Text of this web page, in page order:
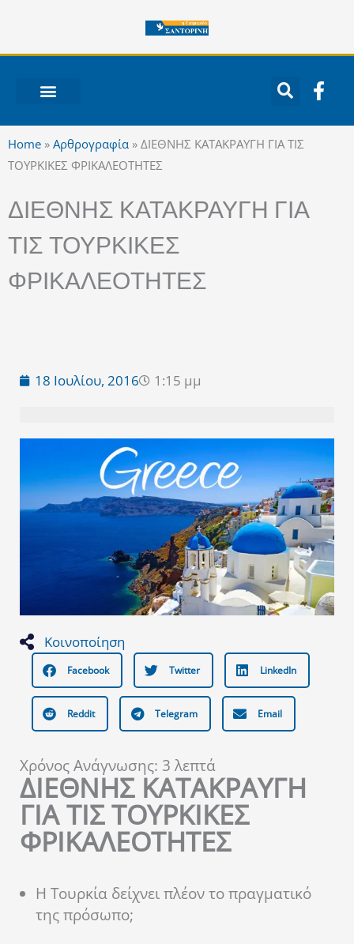
περιεχόμενο
F
a
Home » Αρθρογραφία » ΔΙΕΘΝΗΣ ΚΑΤΑΚΡΑΥΓΗ ΓΙΑ ΤΙΣ
ΤΟΥΡΚΙΚΕΣ ΦΡΙΚΑΛΕΟΤΗΤΕΣ
ΔΙΕΘΝΗΣ ΚΑΤΑΚΡΑΥΓΗ ΓΙΑ
ΤΙΣ ΤΟΥΡΚΙΚΕΣ
ΦΡΙΚΑΛΕΟΤΗΤΕΣ
18 Ιουλίου, 2016 1:15 μμ
Κοινοποίηση
Facebook Twitter LinkedIn
Reddit Telegram Email
Χρόνος Ανάγνωσης: 3 λεπτά
ΔΙΕΘΝΗΣ ΚΑΤΑΚΡΑΥΓΗ
ΓΙΑ ΤΙΣ ΤΟΥΡΚΙΚΕΣ
ΦΡΙΚΑΛΕΟΤΗΤΕΣ
Η Τουρκία δείχνει πλέον το πραγματικό
της πρόσωπο;